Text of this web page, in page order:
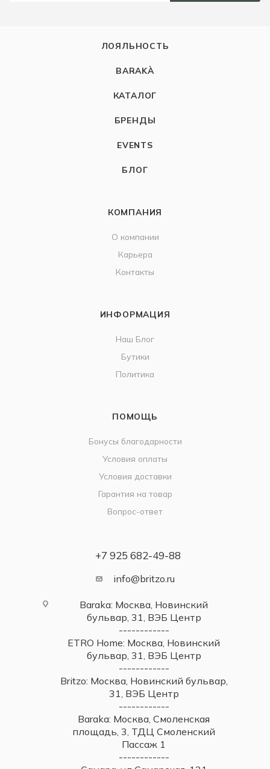
ЛОЯЛЬНОСТЬ
BARAKÀ
КАТАЛОГ
БРЕНДЫ
EVENTS
БЛОГ
КОМПАНИЯ
О компании
Карьера
Контакты
ИНФОРМАЦИЯ
Наш Блог
Бутики
Политика
ПОМОЩЬ
Бонусы благодарности
Условия оплаты
Условия доставки
Гарантия на товар
Вопрос-ответ
+7 925 682-49-88
info@britzo.ru
Baraka: Москва, Новинский
бульвар, 31, ВЭБ Центр
------------
ETRO Home: Москва, Новинский
бульвар, 31, ВЭБ Центр
------------
Britzo: Москва, Новинский бульвар,
31, ВЭБ Центр
------------
Baraka: Москва, Смоленская
площадь, 3, ТДЦ Смоленский
Пассаж 1
------------